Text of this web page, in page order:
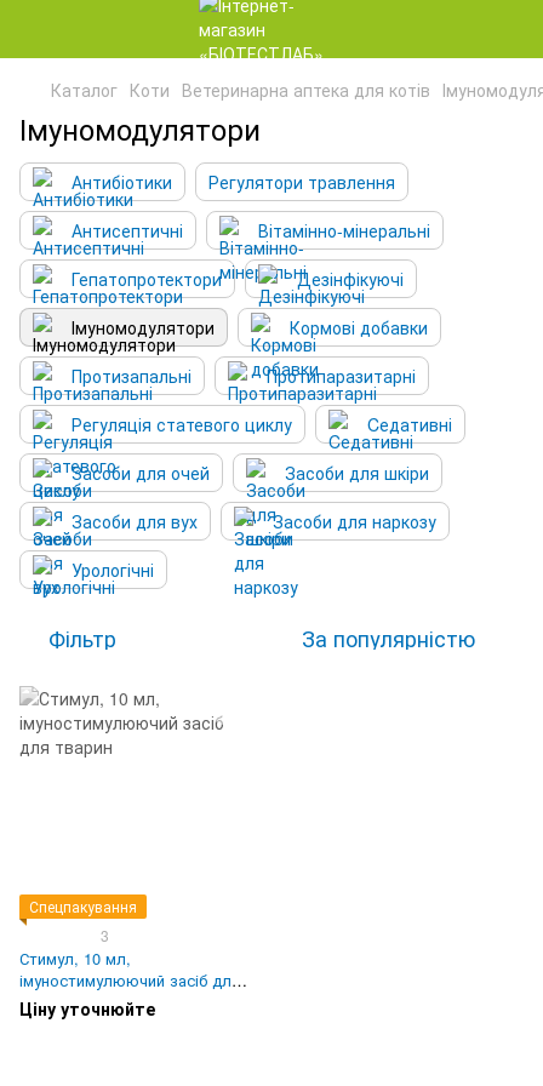
Каталог Коти Ветеринарна аптека для котів
Імуномодулятори
Антибіотики
Регулятори травлення
Антисептичні
Вітамінно-мінеральні
Гепатопротектори
Дезінфікуючі
Імуномодулятори
Кормові добавки
Протизапальні
Протипаразитарні
Регуляція статевого циклу
Cедативні
Засоби для очей
Засоби для шкіри
Засоби для вух
Засоби для наркозу
Урологічні
Фільтр За популярністю
Спецпакування
3
Стимул, 10 мл,
імуностимулюючий засіб для
тварин
Ціну уточнюйте